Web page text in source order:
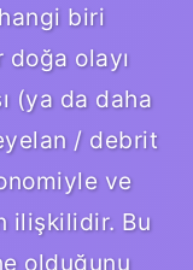
biri
olayı
(ya da daha
/ debrit
ve
ilişkilidir. Bu
olduğunu